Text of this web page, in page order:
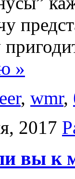
»
, wmr,
2017
вы к